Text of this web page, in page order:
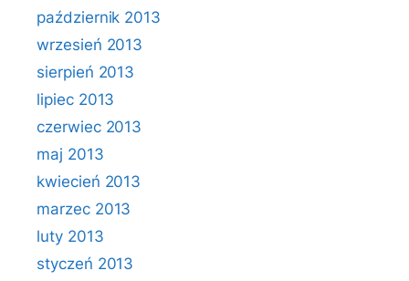
październik 2013
wrzesień 2013
sierpień 2013
lipiec 2013
czerwiec 2013
maj 2013
kwiecień 2013
marzec 2013
luty 2013
styczeń 2013